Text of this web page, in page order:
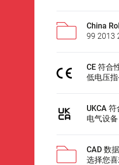
China
99 2013
CE 符合
低电压
UKCA
电气设备
CAD 数据
选择您